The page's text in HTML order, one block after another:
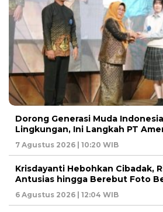
Dorong Generasi Muda
Lingkungan, Ini Langkah PT
7 Agustus 2026 | 10:20 WIB
Krisdayanti Hebohkan Cibadak,
Antusias hingga Berebut Foto
6 Agustus 2026 | 12:04 WIB